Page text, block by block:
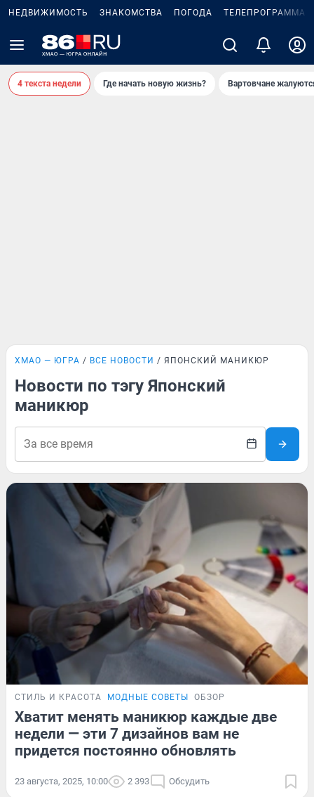
НЕДВИЖИМОСТЬ ЗНАКОМСТВА ПОГОДА ТЕЛЕПРОГРАММА
4 текста недели Где начать новую жизнь? Вартовчане
ХМАО — ЮГРА ВСЕ НОВОСТИ ЯПОНСКИЙ МАНИКЮР
Новости по тэгу Японский
маникюр
СТИЛЬ И КРАСОТА МОДНЫЕ СОВЕТЫ ОБЗОР
Хватит менять маникюр каждые две
недели — эти 7 дизайнов вам не
придется постоянно обновлять
23 августа, 2025, 10:00 2 393 Обсудить